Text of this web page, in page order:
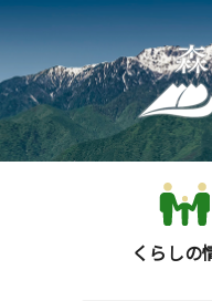
こ
の
ペ
ー
ジ
の
くらしの